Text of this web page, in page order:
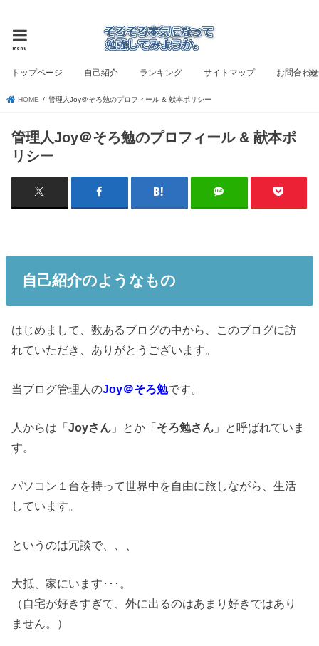
menu
トップページ 自己紹介 ランキング サイトマップ お問合わせ
HOME 管理人Joy＠そろ勉のプロフィール & 献本ポリシー
管理人Joy＠そろ勉のプロフィール & 献本ポ
リシー
自己紹介のようなもの
はじめまして、数あるブログの中から、このブログに訪
れていただき、ありがとうございます。
当ブログ管理人のJoy＠そろ勉です。
人からは「Joyさん 」とか「そろ勉さん 」と呼ばれていま
す。
パソコン１台を持って世界中を自由に旅しながら、生活
しています。
というのは冗談で、、、
大抵、家にいます･･･。
（自宅が好きすぎて、外に出るのはあまり好きではあり
ません。）